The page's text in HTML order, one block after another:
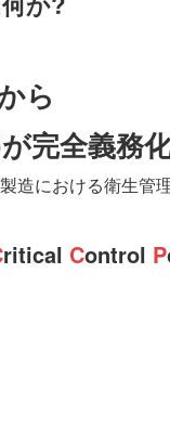
ら
完全義務
造における衛生管
ritical Control P